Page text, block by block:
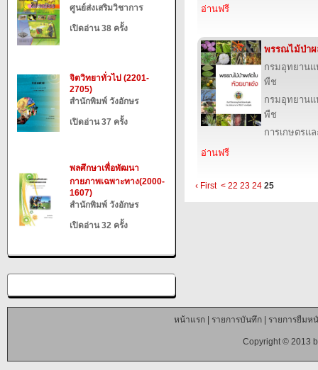
ศูนย์ส่งเสริมวิชาการ
เปิดอ่าน 38 ครั้ง
จิตวิทยาทั่วไป (2201-
2705)
สำนักพิมพ์ วังอักษร
เปิดอ่าน 37 ครั้ง
พลศึกษาเพื่อพัฒนา
กายภาพเฉพาะทาง(2000-
1607)
สำนักพิมพ์ วังอักษร
เปิดอ่าน 32 ครั้ง
อ่านฟรี
พรรณไม้ป่าผ
กรมอุทยาน
พืช
กรมอุทยาน
พืช
การเกษตรแ
อ่านฟรี
‹ First < 22 23 24 25
หน้าแรก| รายการบันทึก| รายการยืมห
Copyright © 2013